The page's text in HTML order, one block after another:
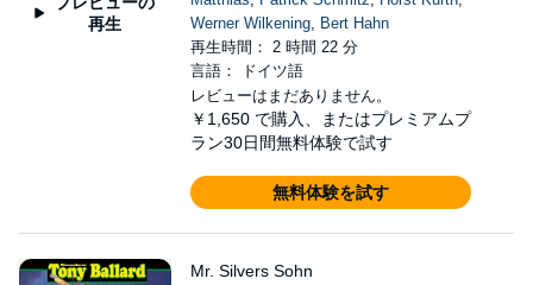
再生
Werner Wilkening, Bert Hahn
再生時間： 2 時間 22 分
言語： ドイツ語
レビューはまだありません。
￥1,650 で購入、またはプレミアムプ
ラン30日間無料体験で試す
無料体験を試す
Mr. Silvers Sohn